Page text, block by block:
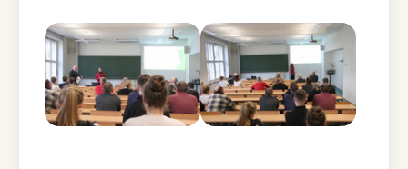
Show larger version for:Show larger version for: